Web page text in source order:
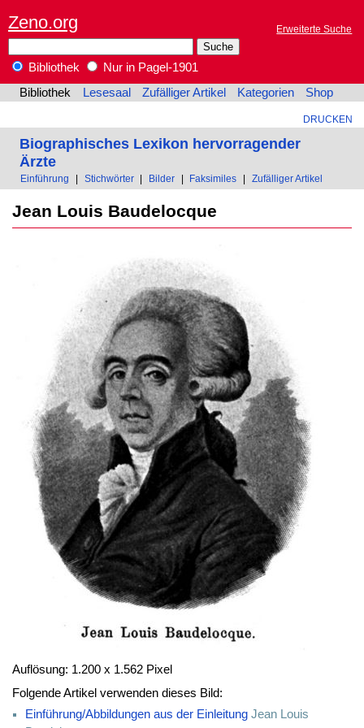
Zeno.org Erweiterte Suche
Bibliothek
Nur in Pagel-1901
Bibliothek
Lesesaal Zufälliger Artikel Kategorien Shop
DRUCKEN
Biographisches Lexikon hervorragender
Ärzte
Einführung Stichwörter Bilder Faksimiles Zufälliger Artikel
Jean Louis Baudelocque
Auflösung: 1.200 x 1.562 Pixel
Folgende Artikel verwenden dieses Bild:
Einführung/Abbildungen aus der Einleitung Jean Louis